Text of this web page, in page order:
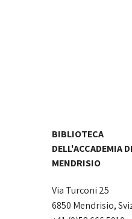
BIBLIOTECA
DELL'ACCADEMIA
MENDRISIO
Via Turconi 25
6850 Mendrisio,